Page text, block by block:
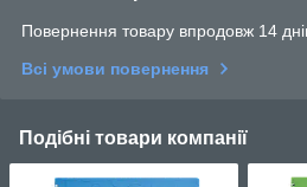
Повернення товару впродовж 14
Всі умови повернення
Подібні товари компанії